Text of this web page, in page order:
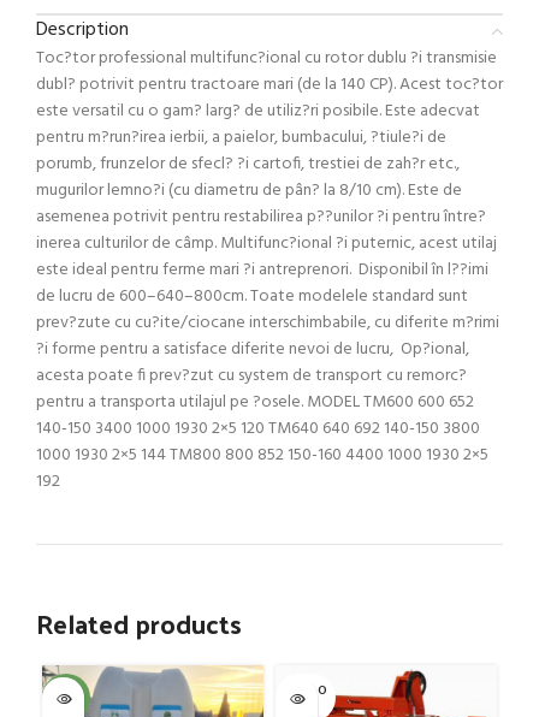
Description
Toc?tor professional multifunc?ional cu rotor dublu ?i transmisie
dubl? potrivit pentru tractoare mari (de la 140 CP). Acest toc?tor
este versatil cu o gam? larg? de utiliz?ri posibile. Este adecvat
pentru m?run?irea ierbii, a paielor, bumbacului, ?tiule?i de
porumb, frunzelor de sfecl? ?i cartofi, trestiei de zah?r etc.,
mugurilor lemno?i (cu diametru de pân? la 8/10 cm). Este de
asemenea potrivit pentru restabilirea p??unilor ?i pentru între?
inerea culturilor de câmp. Multifunc?ional ?i puternic, acest utilaj
este ideal pentru ferme mari ?i antreprenori. Disponibil în l??imi
de lucru de 600–640–800cm. Toate modelele standard sunt
prev?zute cu cu?ite/ciocane interschimbabile, cu diferite m?rimi
?i forme pentru a satisface diferite nevoi de lucru, Op?ional,
acesta poate fi prev?zut cu system de transport cu remorc?
pentru a transporta utilajul pe ?osele. MODEL TM600 600 652
140-150 3400 1000 1930 2×5 120 TM640 640 692 140-150 3800
1000 1930 2×5 144 TM800 800 852 150-160 4400 1000 1930 2×5
192
Related products
-4% SOLD O
UT